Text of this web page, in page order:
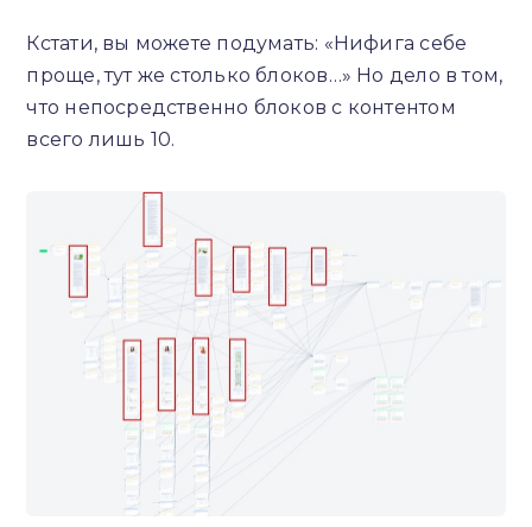
Кстати, вы можете подумать: «Нифига себе
проще, тут же столько блоков…» Но дело в том,
что непосредственно блоков с контентом
всего лишь 10.